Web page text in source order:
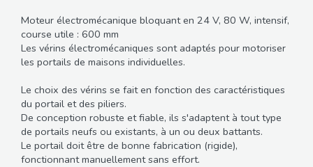
Moteur électromécanique bloquant en 24 V, 80 W, intensif,
course utile : 600 mm
Les vérins électromécaniques sont adaptés pour motoriser
les portails de maisons individuelles.
Le choix des vérins se fait en fonction des caractéristiques
du portail et des piliers.
De conception robuste et fiable, ils s'adaptent à tout type
de portails neufs ou existants, à un ou deux battants.
Le portail doit être de bonne fabrication (rigide),
fonctionnant manuellement sans effort.